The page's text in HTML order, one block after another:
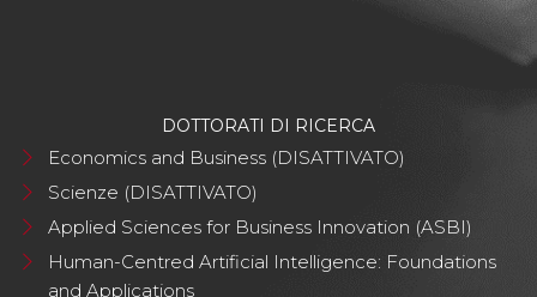
DOTTORATI DI RICERCA
Economics and Business (DISATTIVATO)
Scienze (DISATTIVATO)
Applied Sciences for Business Innovation (ASBI)
Human-Centred Artificial Intelligence: Foundations
and Applications